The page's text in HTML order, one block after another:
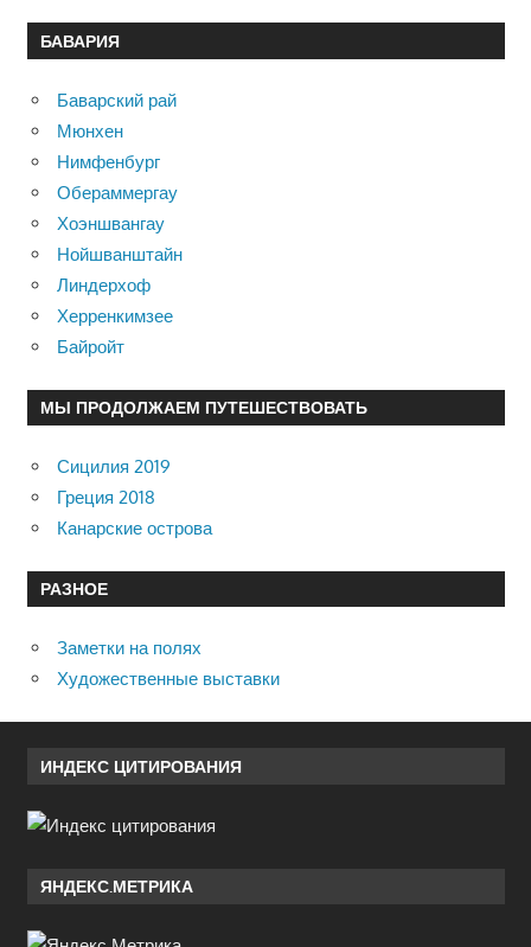
БАВАРИЯ
Баварский рай
Мюнхен
Нимфенбург
Обераммергау
Хоэншвангау
Нойшванштайн
Линдерхоф
Херренкимзее
Байройт
МЫ ПРОДОЛЖАЕМ ПУТЕШЕСТВОВАТЬ
Сицилия 2019
Греция 2018
Канарские острова
РАЗНОЕ
Заметки на полях
Художественные выставки
ИНДЕКС ЦИТИРОВАНИЯ
ЯНДЕКС.МЕТРИКА